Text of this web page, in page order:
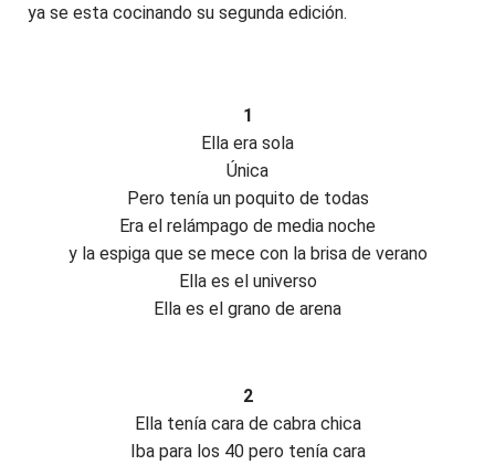
ya se esta cocinando su segunda edición.
1
Ella era sola
Única
Pero tenía un poquito de todas
Era el relámpago de media noche
y la espiga que se mece con la brisa de verano
Ella es el universo
Ella es el grano de arena
2
Ella tenía cara de cabra chica
Iba para los 40 pero tenía cara